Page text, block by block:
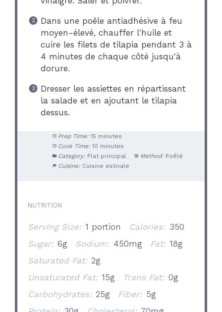
Dans une poêle antiadhésive à feu
moyen-élevé, chauffer l'huile et
cuire les filets de tilapia pendant 3 à
4 minutes de chaque côté jusqu'à
dorure.
Dresser les assiettes en répartissant
la salade et en ajoutant le tilapia
dessus.
Prep Time: 15 minutes
Cook Time: 10 minutes
Category: Plat principal Method: Poêlé
Cuisine: Cuisine estivale
NUTRITION
Serving Size: 1 portion Calories: 350
Sugar: 6g Sodium: 450mg Fat: 18g
Saturated Fat: 2g
Unsaturated Fat: 15g Trans Fat: 0g
Carbohydrates: 25g Fiber: 5g